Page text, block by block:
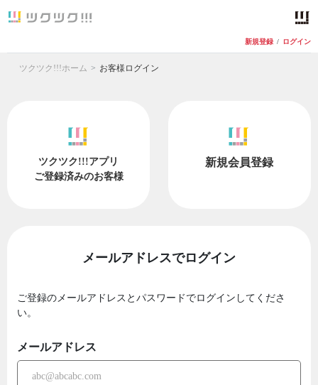
新規登録 / ログイン
ツクツク!!!ホーム お客様ログイン
ツクツク!!!アプリ
ご登録済みのお客様
新規会員登録
メールアドレスでログイン
ご登録のメールアドレスとパスワードでログインしてくださ
い。
メールアドレス